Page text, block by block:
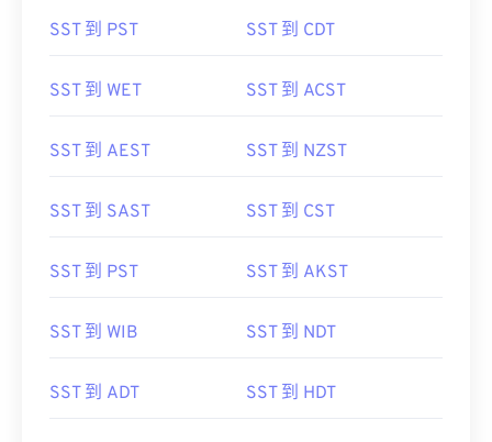
SST 到 PST SST 到 CDT
SST 到 WET SST 到 ACST
SST 到 AEST SST 到 NZST
SST 到 SAST SST 到 CST
SST 到 PST SST 到 AKST
SST 到 WIB SST 到 NDT
SST 到 ADT SST 到 HDT